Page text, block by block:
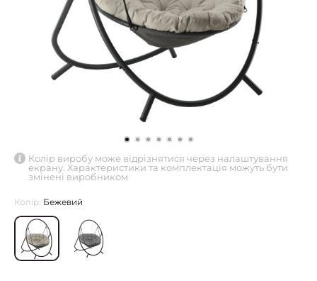
Колір виробу може відрізнятися через налаштування
екрану. Характеристики та комплектація можуть бути
змінені виробником
Колір: Бежевий